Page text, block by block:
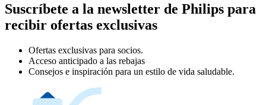
Suscríbete a la newsletter de Philips para
recibir ofertas exclusivas
Ofertas exclusivas para socios.
Acceso anticipado a las rebajas
Consejos e inspiración para un estilo de vida saludable.